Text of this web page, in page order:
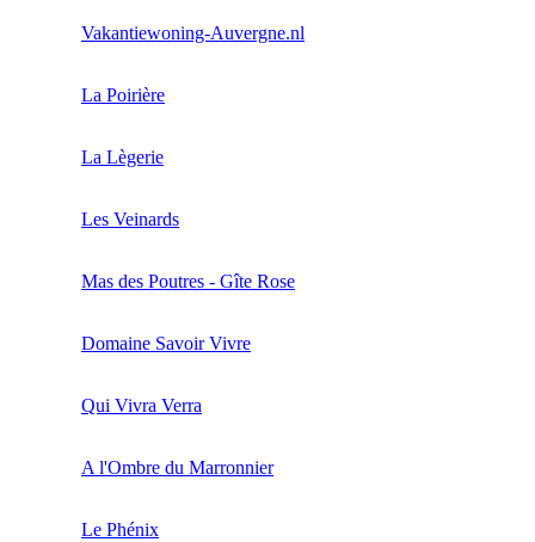
Vakantiewoning-Auvergne.nl
La Poirière
La Lègerie
Les Veinards
Mas des Poutres - Gîte Rose
Domaine Savoir Vivre
Qui Vivra Verra
A l'Ombre du Marronnier
Le Phénix